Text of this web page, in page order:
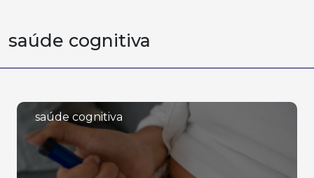
saúde cognitiva
saúde cognitiva